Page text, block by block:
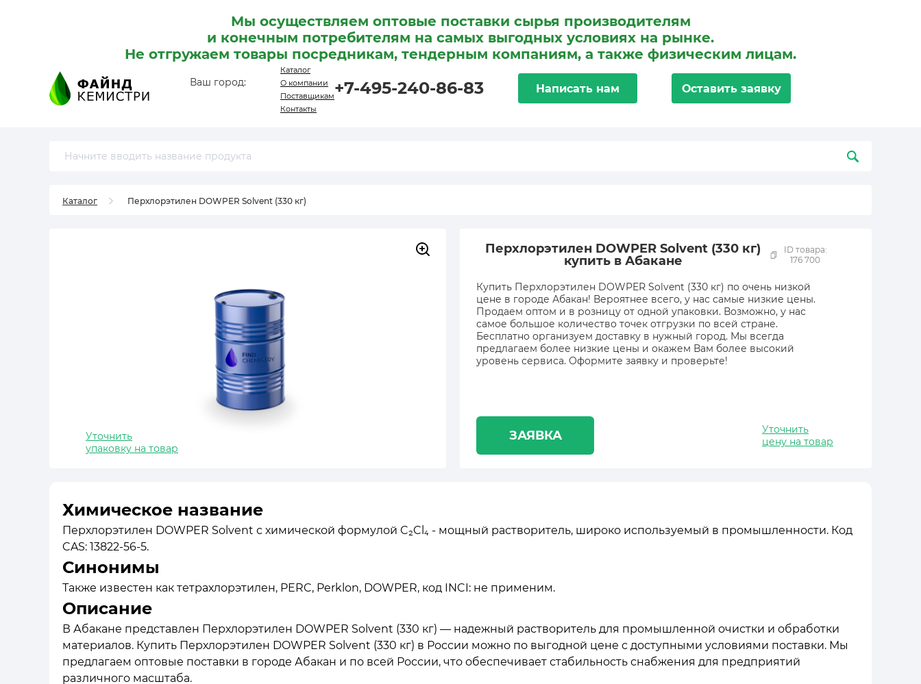
Мы осуществляем оптовые поставки сырья производителям
и конечным потребителям на самых выгодных условиях на рынке.
Не отгружаем товары посредникам, тендерным компаниям, а также физическим лицам.
Ваш город:
Каталог
О компании
Поставщикам
Контакты
+7-495-240-86-83 Написать нам Оставить заявку
Каталог Перхлорэтилен DOWPER Solvent (330 кг)
Уточнить
упаковку на товар
Перхлорэтилен DOWPER Solvent (330 кг)
купить в Абакане
ID товара:
176 700
Купить Перхлорэтилен DOWPER Solvent (330 кг) по очень низкой
цене в городе Абакан! Вероятнее всего, у нас самые низкие цены.
Продаем оптом и в розницу от одной упаковки. Возможно, у нас
самое большое количество точек отгрузки по всей стране.
Бесплатно организуем доставку в нужный город. Мы всегда
предлагаем более низкие цены и окажем Вам более высокий
уровень сервиса. Оформите заявку и проверьте!
ЗАЯВКА
Уточнить
цену на товар
Химическое название
Перхлорэтилен DOWPER Solvent с химической формулой C₂Cl₄ - мощный растворитель, широко используемый в промышленности. Код
CAS: 13822-56-5.
Синонимы
Также известен как тетрахлорэтилен, PERC, Perklon, DOWPER, код INCI: не применим.
Описание
В Абакане представлен Перхлорэтилен DOWPER Solvent (330 кг) — надежный растворитель для промышленной очистки и обработки
материалов. Купить Перхлорэтилен DOWPER Solvent (330 кг) в России можно по выгодной цене с доступными условиями поставки. Мы
предлагаем оптовые поставки в городе Абакан и по всей России, что обеспечивает стабильность снабжения для предприятий
различного масштаба.